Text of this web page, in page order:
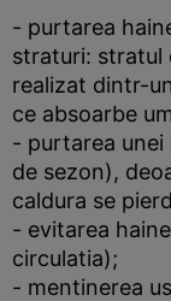
- purtarea
straturi: stratul
realizat dintr-
ce absoarbe
- purtarea unei
de sezon),
caldura se
- evitarea
circulatia);
- mentinerea